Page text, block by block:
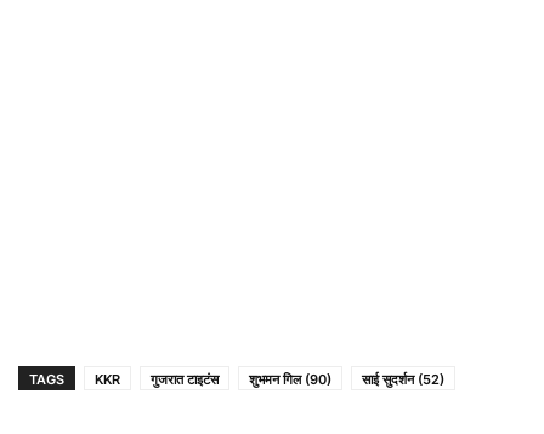
TAGS KKR गुजरात टाइटंस शुभमन गिल (90) साई सुदर्शन (52)